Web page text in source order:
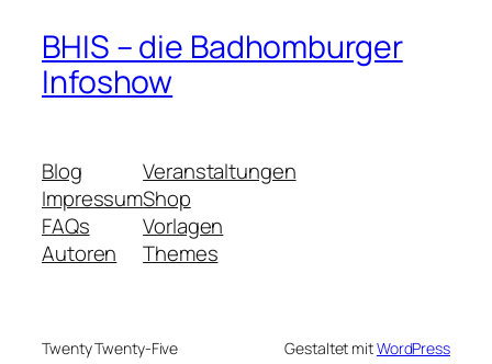
BHIS – die Badhomburger
Infoshow
Blog
Impressum
FAQs
Autoren
Veranstaltungen
Shop
Vorlagen
Themes
Twenty Twenty-Five Gestaltet mitWordPress